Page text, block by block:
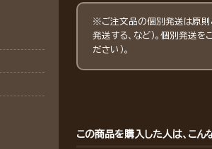
※ご注文品の個別発送は原則
発送する、など）。個別発送
ださい）。
この商品を購入した人は、こん